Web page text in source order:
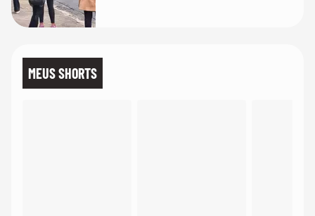
MEUS SHORTS